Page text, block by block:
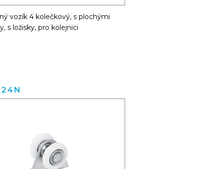
vozík 4 kolečkový, s plochými
s ložisky, pro kolejnici